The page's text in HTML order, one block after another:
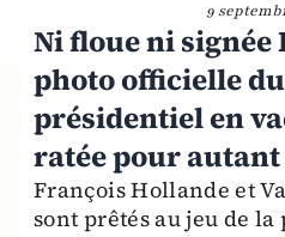
9
Ni floue ni signée
photo officielle
présidentiel en
ratée pour autant
François Hollande et
sont prêtés au jeu de la